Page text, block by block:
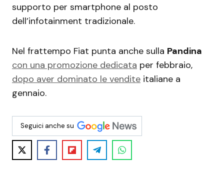
supporto per smartphone al posto
dell’infotainment tradizionale.
Nel frattempo Fiat punta anche sulla Pandina
con una promozione dedicata per febbraio,
dopo aver dominato le vendite italiane a
gennaio.
Seguici anche su